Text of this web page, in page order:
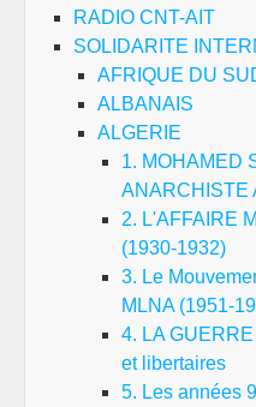
RADIO CNT-AIT
SOLIDARITE
AFRIQUE DU
ALBANAIS
ALGERIE
1. MOHAMED
ANARCHISTE
2. L'AFFAIRE
(1930-1932)
3. Le
MLNA (1951-
4. LA
et libertaires
5. Les années